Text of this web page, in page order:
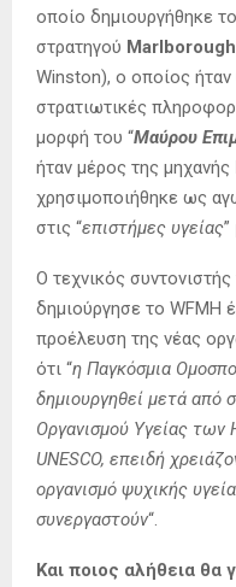
οποίο δημιουργήθηκε
στρατηγού
Winston), ο οποίος ήταν
στρατιωτικές
μορφή του “Μαύρου
ήταν μέρος της μηχανής
χρησιμοποιήθηκε ως
στις “επιστήμες υγείας”
Ο τεχνικός
δημιούργησε το WFMH
προέλευση της νέας
ότι “η Παγκόσμια
δημιουργηθεί μετά από
Οργανισμού Υγείας
UNESCO, επειδή
οργανισμό ψυχικής
συνεργαστούν“.
Και ποιος αλήθεια θα